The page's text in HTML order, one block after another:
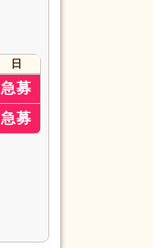
日
急募
急募